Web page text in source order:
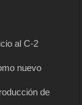
al C-2
nuevo
de